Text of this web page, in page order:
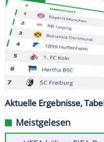
Aktuelle Ergebnisse,
Meistgelesen